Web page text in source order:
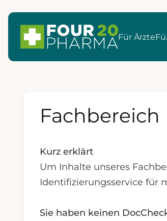
Für Ärzte
Fachbereich
Kurz erklärt
Um Inhalte unseres
Identifizierungsservice für
Sie haben keinen